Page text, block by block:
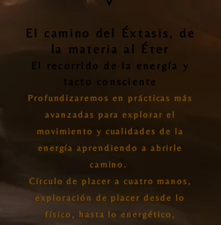
El camino del Éxtasis, de
la materia al Éter
El recorrido de la energía y
tacto consciente
Profundizaremos en prácticas más
avanzadas para explorar el
movimiento y cualidades de la
energía aprendiendo a abrirle
camino.
Círculo de placer a cuatro manos,
exploración de placer desde lo
físico, hasta lo energético,